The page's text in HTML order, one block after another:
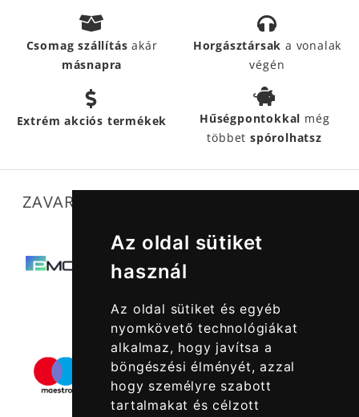
Az oldal sütiket
használ
Az oldal sütiket és egyéb
nyomkövető technológiákat
alkalmaz, hogy javítsa a
böngészési élményét, azzal
hogy személyre szabott
tartalmakat és célzott
Csomag szállításakár
másnapra
Horgásztársak a vonalak
végén
Extrém akciós termékek Hűségpontokkal még
többetspórolhatsz
ZAVARTALAN MŰKÖDÉSÜNKET SEGÍTIK